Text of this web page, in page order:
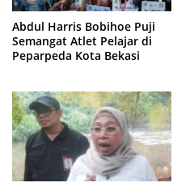
Abdul Harris Bobihoe Puji
Semangat Atlet Pelajar di
Peparpeda Kota Bekasi